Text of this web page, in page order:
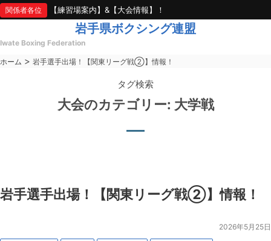
関係者各位 【練習場案内】&【大会情報】！
岩手県ボクシング連盟
Iwate Boxing Federation
ホーム > 岩手選手出場！【関東リーグ戦②】情報！
japan amateur boxing
タグ検索
大会のカテゴリー: 大学戦
岩手選手出場！【関東リーグ戦②】情報！
2026年5月25日